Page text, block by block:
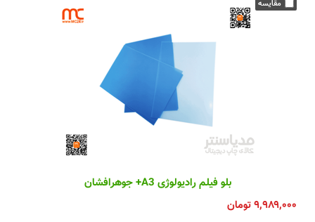
بلو فیلم رادیولوژی A3+ جوهرافشان
۹,۹۸۹,۰۰۰تومان